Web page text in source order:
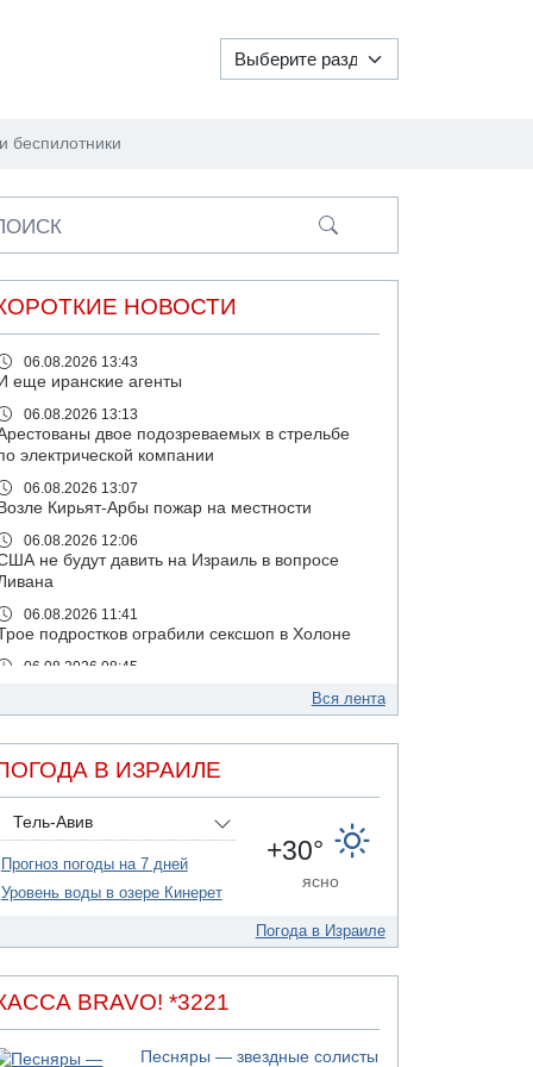
беспилотники
НОВОСТИ
06.08.2026 13:43
И еще иранские агенты
06.08.2026 13:13
двое подозреваемых в стрельбе
электрической компании
06.08.2026 13:07
Возле Кирьят-Арбы пожар на местности
06.08.2026 12:06
не будут давить на Израиль в вопросе
06.08.2026 11:41
подростков ограбили сексшоп в Холоне
06.08.2026 08:45
06.08.2026 08:11
атака на российский НПЗ
05.08.2026 18:30
противоракетной обороны "Хец"
05.08.2026 18:28
МАДА призывает израильтян срочно сдавать
кровь
Бывший посол Израиля в ООН Гилад Эрдан
партии
05.08.2026 13:49
севере Израиля на берег выбросило тело
Вся лента
В ИЗРАИЛЕ
Тель-Авив
Прогноз погоды на 7 дней
Уровень воды в озере Кинерет
+30°
ясно
Погода в Израиле
BRAVO! *3221
Песняры — звездные солисты